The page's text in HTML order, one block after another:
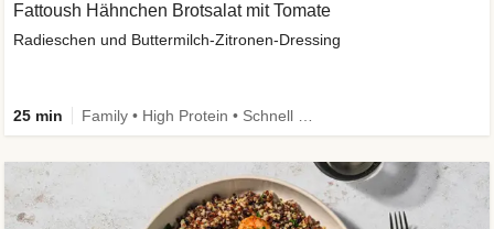
Fattoush Hähnchen Brotsalat mit Tomate
Radieschen und Buttermilch-Zitronen-Dressing
25 min